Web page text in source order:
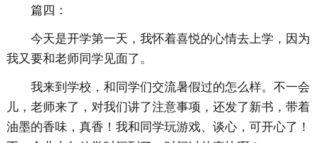
篇四：
今天是开学第一天，我怀着喜悦的心情去上学，因为
我又要和老师同学见面了。
我来到学校，和同学们交流暑假过的怎么样。不一会
儿，老师来了，对我们讲了注意事项，还发了新书，带着
油墨的香味，真香！我和同学玩游戏、谈心，可开心了！